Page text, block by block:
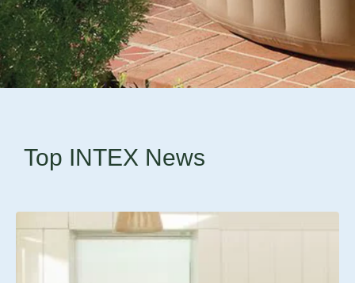
Top INTEX News